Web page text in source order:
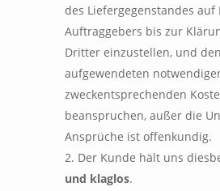
des Liefergegenstandes auf
Auftraggebers bis zur
Dritter einzustellen, und
aufgewendeten
zweckentsprechenden
beanspruchen, außer die
Ansprüche ist offenkundig.
Der Kunde hält uns
und klaglos.